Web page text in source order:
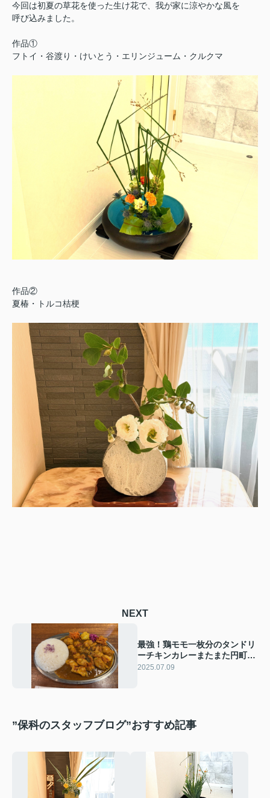
今回は初夏の草花を使った生け花で、我が家に涼やかな風を
呼び込みました。
作品①
フトイ・谷渡り・けいとう・エリンジューム・クルクマ
作品②
夏椿・トルコ桔梗
NEXT
最強！鶏モモ一枚分のタンドリ
ーチキンカレーまたまた円町リ
バーブさんへ行ってしまいまし
2025.07.09
”保科のスタッフブログ”おすすめ記事